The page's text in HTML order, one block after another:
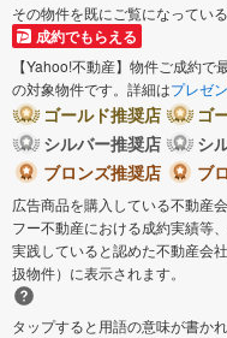
その物件を既にご覧になってい
成約でもらえる
【Yahoo!不動産】物件ご成約
の対象物件です。詳細はプレゼ
ゴールド推奨店
ゴ
シルバー推奨店
シ
ブロンズ推奨店
ブ
広告商品を購入している不動産
フー不動産における成約実績等
実践していると認めた不動産会
扱物件）に表示されます。
タップすると用語の意味が書か